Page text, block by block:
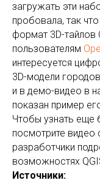
загружать эти
пробовала, так
формат 3D-
пользователям
интересуется
3D-модели
и в демо-видео в
показан пример
Чтобы узнать еще
посмотрите видео
разработчики
возможностях
Источники: